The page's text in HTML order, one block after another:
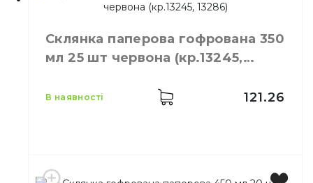
Склянка паперова гофрована 350
мл 25 шт червона (кр.13245,
в наявності 121.26